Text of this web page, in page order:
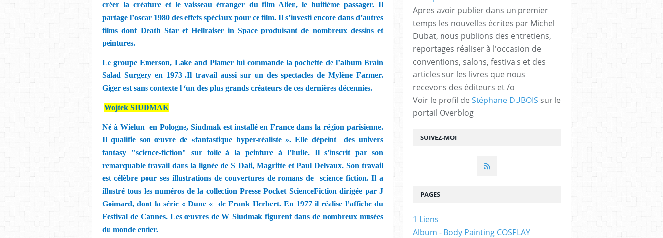
créer la créature et le vaisseau étranger du film Alien, le huitième passager. Il
partage l’oscar 1980 des effets spéciaux pour ce film. Il s’investi encore dans d’autres
films dont Death Star et Hellraiser in Space produisant de nombreux dessins et
peintures.
Le groupe Emerson, Lake and Plamer lui commande la pochette de l’album Brain
Salad Surgery en 1973 .Il travail aussi sur un des spectacles de Mylène Farmer.
Giger est sans contexte l ‘un des plus grands créateurs de ces dernières décennies.
Wojtek SIUDMAK
Né à Wielun
en Pologne, Siudmak est installé en France dans la région parisienne.
Il qualifie son œuvre de «fantastique hyper-réaliste ». Elle dépeint
des univers
fantasy "science-fiction" sur toile à la peinture à l’huile. Il s’inscrit par son
remarquable travail dans la lignée de S Dali, Magritte et Paul Delvaux. Son travail
est célèbre pour ses illustrations de couvertures de romans de
science fiction. Il a
illustré tous les numéros de la collection Presse Pocket ScienceFiction dirigée par J
Goimard, dont la série « Dune «
de Frank Herbert. En 1977 il réalise l’affiche du
Festival de Cannes. Les œuvres de W Siudmak figurent dans de nombreux musées
du monde entier.
SUIVEZ-MOI
Apres avoir publier dans un premier
temps les nouvelles écrites par Michel
Dubat, nous publions des entretiens,
reportages réaliser à l'occasion de
conventions, salons, festivals et des
articles sur les livres que nous
recevons des éditeurs et /o
Voir le profil de Stéphane DUBOIS sur le
portail Overblog
PAGES
1 Liens
Album - Body Painting COSPLAY